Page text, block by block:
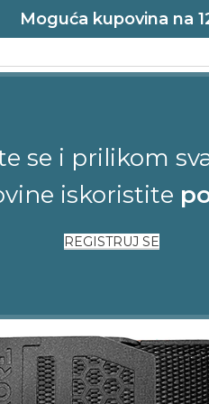
se i prilikom
iskoristite
REGISTRUJ SE
Moguća kupovina na
POČETNA SHOPKONTAKT